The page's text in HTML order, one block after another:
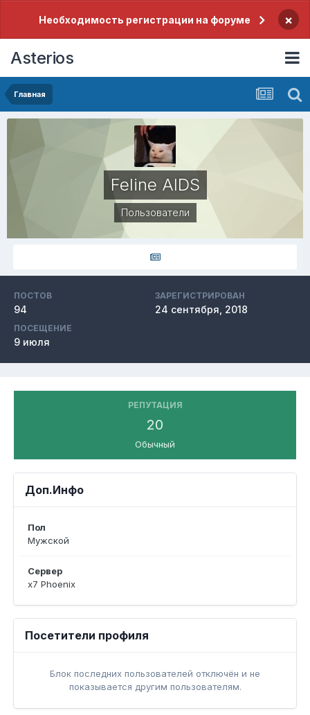
Необходимость регистрации на форуме ×
Asterios
Главная
Feline AIDS
Пользователи
ПОСТОВ
94
ЗАРЕГИСТРИРОВАН
24 сентября, 2018
ПОСЕЩЕНИЕ
9 июля
РЕПУТАЦИЯ
20
Обычный
Доп.Инфо
Пол
Мужской
Сервер
x7 Phoenix
Посетители профиля
Блок последних пользователей отключён и не
показывается другим пользователям.